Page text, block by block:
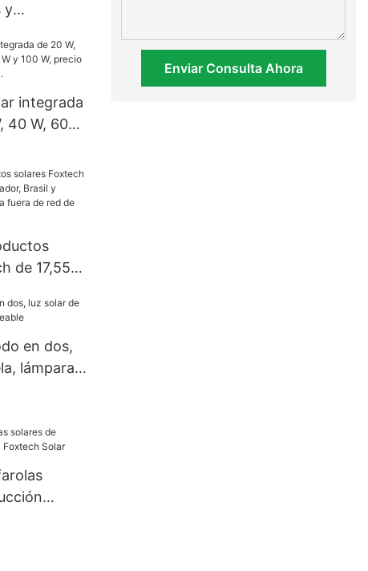
y
CC
integrada
40 W, 60
de 17,55
sistema
en dos,
lámpara
Enviar Consulta Ahora